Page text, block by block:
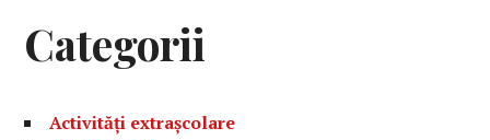
Categorii
Activități extrașcolare